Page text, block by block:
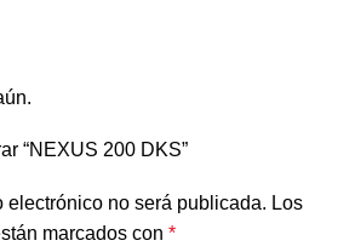
“NEXUS 200 DKS”
electrónico no será publicada. Los
marcados con *